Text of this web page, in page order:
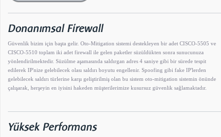
Güvenlik bizim için başta gelir. Oto-Mitigation sistemi destekleyen bir adet CISCO-5505 ve
CISCO-5510 toplam iki adet firewall ile gelen paketler süzüldükten sonra sunucunuza
yönlendirilmektedir. Süzülme aşamasında saldırgan adres 4 saniye gibi bir sürede tespit
edilerek IP'nize gelebilecek olası saldırı boyutu engellenir. Spoofing gibi fake IP'lerden
gelebilecek saldırı türlerine karşı geliştirilmiş olan bu sistem oto-mitigation sistemin önünde
çalışarak, herşeyin en iyisini hakeden müşterilerimize kusursuz güvenlik sağlamaktadır.